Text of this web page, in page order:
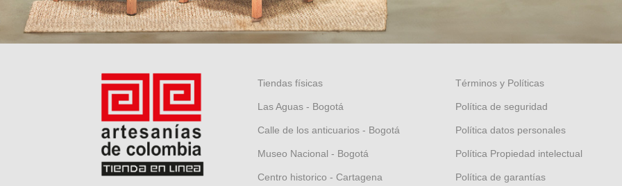
Tiendas físicas
Las Aguas - Bogotá
Calle de los anticuarios - Bogotá
Museo Nacional - Bogotá
Centro historico - Cartagena
Términos y Políticas
Política de seguridad
Política datos personales
Política Propiedad intelectual
Política de garantías